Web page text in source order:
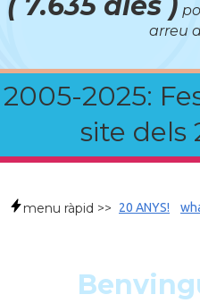
arreu
2005-2025:
site dels
menu ràpid >> 20 ANYS!